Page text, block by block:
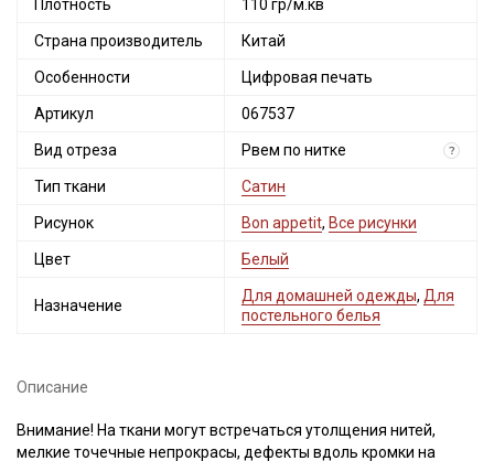
Плотность 110 гр/м.кв
Страна производитель Китай
Особенности Цифровая печать
Артикул 067537
Вид отреза Рвем по нитке ?
Тип ткани Сатин
Рисунок Bon appetit, Все рисунки
Цвет Белый
Назначение
Для домашней одежды, Для
постельного белья
Описание
Внимание! На ткани могут встречаться утолщения нитей,
мелкие точечные непрокрасы, дефекты вдоль кромки на
Секретная рассылка от Купава
Мы публикуем здесь дополнительные
промокоды и скидки до 30% на узкие
Электронная почта